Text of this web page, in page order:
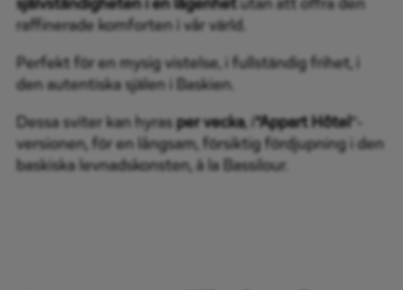
raffinerade komforten i vår värld.
Perfekt för en mysig vistelse, i fullständig frihet, i
den autentiska själen i Baskien.
Dessa sviter kan hyrasper vecka, i”Appart Hôtel”-
versionen, för en långsam, försiktig fördjupning i den
baskiska levnadskonsten, à la Bassilour.